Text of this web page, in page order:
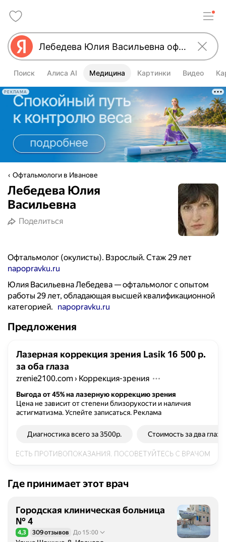
Поиск Алиса AI Медицина Картинки Видео
РЕКЛАМА
Офтальмологи в Иванове
Лебедева Юлия
Васильевна
Поделиться
Офтальмолог (окулисты). Взрослый. Стаж 29 лет
napopravku.ru
Юлия Васильевна Лебедева — офтальмолог с опытом
работы 29 лет, обладающая высшей квалификационной
категорией. napopravku.ru
Предложения
Лазерная коррекция зрения Lasik 16 500 р.
за оба глаза
zrenie2100.com › Коррекция-зрения
Выгода от 45% на лазерную коррекцию зрения
Цена не зависит от степени близорукости и наличия
астигматизма. Успейте записаться. Реклама
Диагностика всего за 3500р. Стоимость за два глаза
Где принимает этот врач
Городская клиническая больница
№ 4
Рейтинг 4,3 из 5
4,3 309 отзывов До 15:00